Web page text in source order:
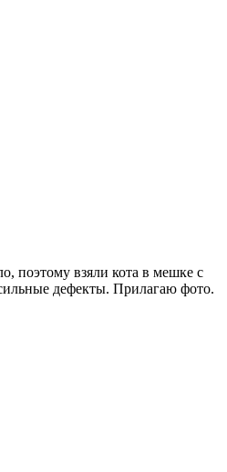
поэтому взяли кота в мешке с
дефекты. Прилагаю фото.